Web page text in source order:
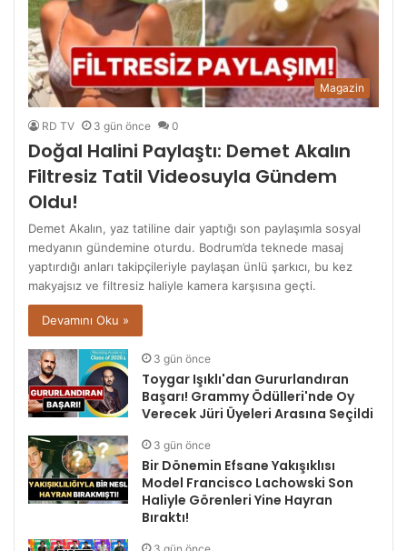
Magazin
RD TV 3 gün önce 0
Doğal Halini Paylaştı: Demet Akalın
Filtresiz Tatil Videosuyla Gündem
Oldu!
Demet Akalın, yaz tatiline dair yaptığı son paylaşımla sosyal
medyanın gündemine oturdu. Bodrum’da teknede masaj
yaptırdığı anları takipçileriyle paylaşan ünlü şarkıcı, bu kez
makyajsız ve filtresiz haliyle kamera karşısına geçti.
Devamını Oku »
3 gün önce
Toygar Işıklı'dan Gururlandıran
Başarı! Grammy Ödülleri'nde Oy
Verecek Jüri Üyeleri Arasına Seçildi
3 gün önce
Bir Dönemin Efsane Yakışıklısı
Model Francisco Lachowski Son
Haliyle Görenleri Yine Hayran
Bıraktı!